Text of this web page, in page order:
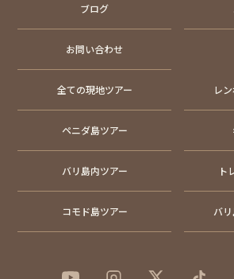
ブログ
お問い合わせ
全ての現地ツアー レ
ペニダ島ツアー
バリ島内ツアー ト
コモド島ツアー バ